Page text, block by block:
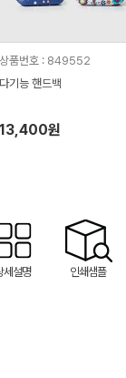
상품번호 : 849552
다기능 핸드백
13,400원
세설명 인쇄샘플